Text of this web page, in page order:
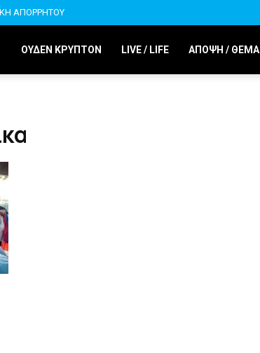
ΑΠΟΡΡΗΤΟΥ
ΟΥΔΕΝ ΚΡΥΠΤΟΝ LIVE / LIFE ΑΠΟΨΗ / ΘΕΜΑ